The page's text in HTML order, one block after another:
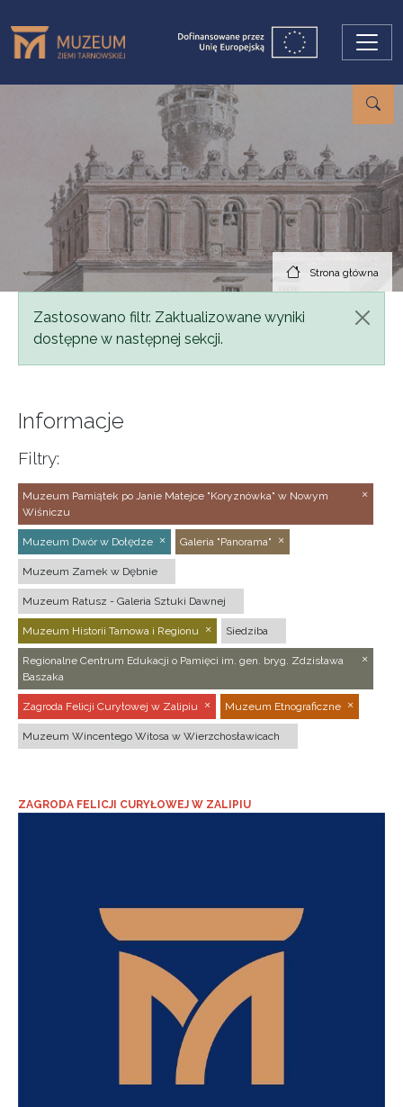
Strona główna
Komunikat
Zastosowano filtr. Zaktualizowane wyniki
dostępne w następnej sekcji.
Informacje
Filtry:
Muzeum Pamiątek po Janie Matejce "Koryznówka" w Nowym
Wiśniczu
Muzeum Dwór w Dołędze Galeria "Panorama"
Muzeum Zamek w Dębnie
Muzeum Ratusz - Galeria Sztuki Dawnej
Muzeum Historii Tarnowa i Regionu Siedziba
Regionalne Centrum Edukacji o Pamięci im. gen. bryg. Zdzisława
Baszaka
Zagroda Felicji Curyłowej w Zalipiu Muzeum Etnograficzne
Muzeum Wincentego Witosa w Wierzchosławicach
ZAGRODA FELICJI CURYŁOWEJ W ZALIPIU